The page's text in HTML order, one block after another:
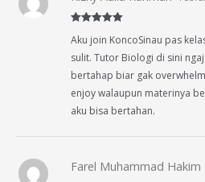
of 5
Aku join KoncoSinau pas
sulit. Tutor Biologi di sini
bertahap biar gak
enjoy walaupun materinya
aku bisa bertahan.
Farel Muhammad Hakim